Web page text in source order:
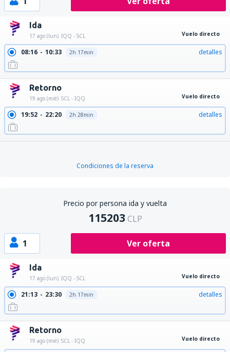
Ida
17 ago (lun) IQQ - SCL Vuelo directo
08:16 10:33 2h 17min detalles
Retorno
19 ago (mié) SCL - IQQ Vuelo directo
19:52 22:20 2h 28min detalles
Condiciones de la reserva
Precio por persona ida y vuelta
115203 CLP
1 Ver oferta
Ida
17 ago (lun) IQQ - SCL Vuelo directo
21:13 23:30 2h 17min detalles
Retorno
19 ago (mié) SCL - IQQ Vuelo directo